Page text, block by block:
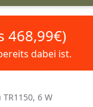
468,99€)
dabei ist.
6 W